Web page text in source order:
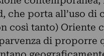
che porta all’uso di
così tanto) Oriente
di proporre